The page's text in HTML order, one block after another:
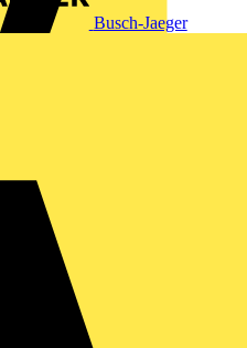
Busch-Jaeger